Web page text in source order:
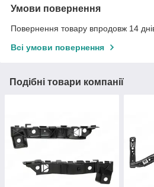
Умови повернення
Повернення товару впродовж 14
Всі умови повернення
Подібні товари компанії